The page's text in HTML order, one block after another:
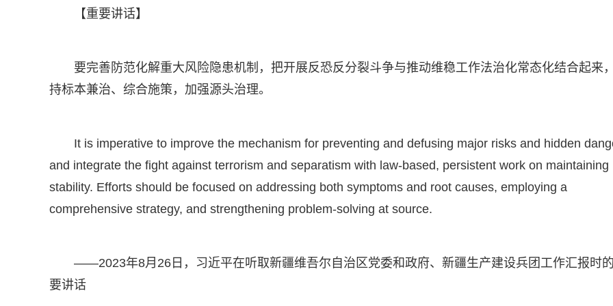
【重要讲话】
要完善防范化解重大风险隐患机制，把开展反恐反分裂斗争与推动维稳工作法治化常态化结合起来
持标本兼治、综合施策，加强源头治理。
It is imperative to improve the mechanism for preventing and defusing major risks and hidden
and integrate the fight against terrorism and separatism with law-based, persistent work on maintaining
stability. Efforts should be focused on addressing both symptoms and root causes, employing a
comprehensive strategy, and strengthening problem-solving at source.
——2023年8月26日，习近平在听取新疆维吾尔自治区党委和政府、新疆生产建设兵团工作汇报时
要讲话